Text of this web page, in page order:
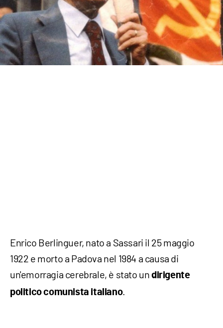
Enrico Berlinguer, nato a Sassari il 25 maggio
1922 e morto a Padova nel 1984 a causa di
un'emorragia cerebrale, è stato undirigente
politico comunista italiano.